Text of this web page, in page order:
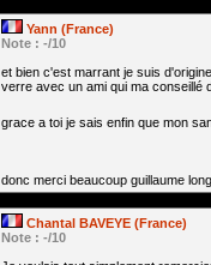
Yann (France)
Note : -/10
et bien c'est marrant je suis
verre avec un ami qui ma conseillé
grace a toi je sais enfin que mon
donc merci beaucoup guillaume
Chantal BAVEYE (France)
Note : -/10